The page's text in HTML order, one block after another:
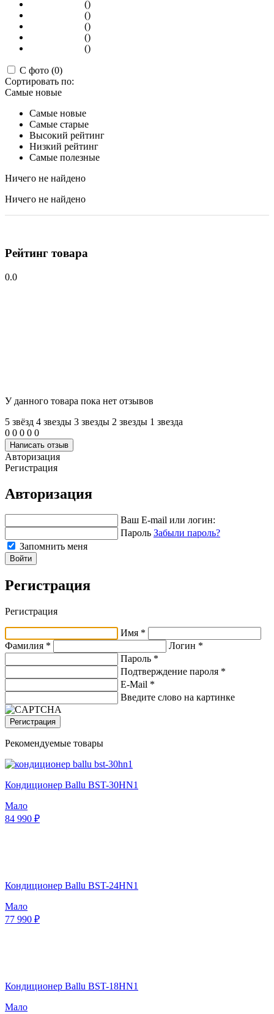
()
()
()
()
()
С фото (0)
Сортировать по:
Самые новые
Самые новые
Самые старые
Высокий рейтинг
Низкий рейтинг
Самые полезные
Ничего не найдено
Ничего не найдено
Рейтинг товара
0.0
У данного товара пока нет отзывов
5 звёзд 4 звeзды 3 звeзды 2 звeзды 1 звeзда
0 0 0 0 0
Написать отзыв
Авторизация
Регистрация
Авторизация
Ваш E-mail или логин:
Пароль Забыли пароль?
Запомнить меня
Войти
Регистрация
Регистрация
Имя *
Фамилия *
Логин *
Пароль *
Подтверждение пароля *
E-Mail *
Введите слово на картинке
Регистрация
Рекомендуемые товары
Кондиционер Ballu BST-30HN1
Мало
84 990 ₽
Кондиционер Ballu BST-24HN1
Мало
77 990 ₽
Кондиционер Ballu BST-18HN1
Мало